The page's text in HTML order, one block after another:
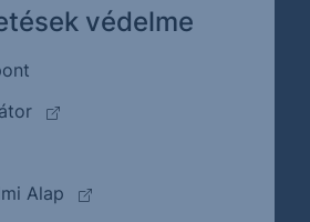
védelme
(külső oldalra ugrik)
oldalra ugrik)
Alap
(külső oldalra ugrik)